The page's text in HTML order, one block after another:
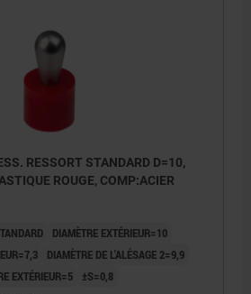
ont une forme de tige
pièce
butée
RESSORT STANDARD D=10,
ROUGE, COMP:ACIER
DIAMÈTRE EXTÉRIEUR=10
DIAMÈTRE DE L'ALÉSAGE 2=9,9
EXTÉRIEUR=5 ±S=0,8